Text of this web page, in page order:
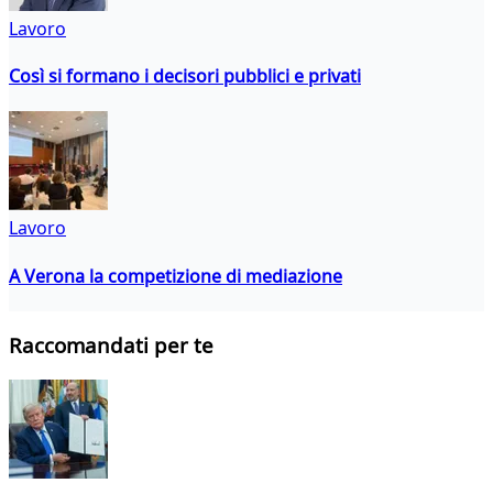
Lavoro
Così si formano i decisori pubblici e privati
Lavoro
A Verona la competizione di mediazione
Raccomandati per te